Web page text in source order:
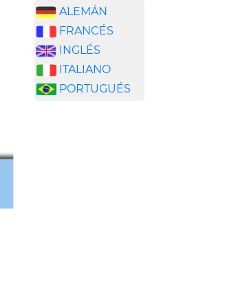
ALEMÁN
FRANCÉS
INGLÉS
ITALIANO
PORTUGUÉS